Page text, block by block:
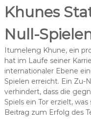
Khunes
Null-
Itumeleng Khune, ein
hat im Laufe seiner
internationaler Ebene
Spielen erreicht. Ein Zu-
verhindert, dass die
Spiels ein Tor erzielt,
Beitrag zum Erfolg des